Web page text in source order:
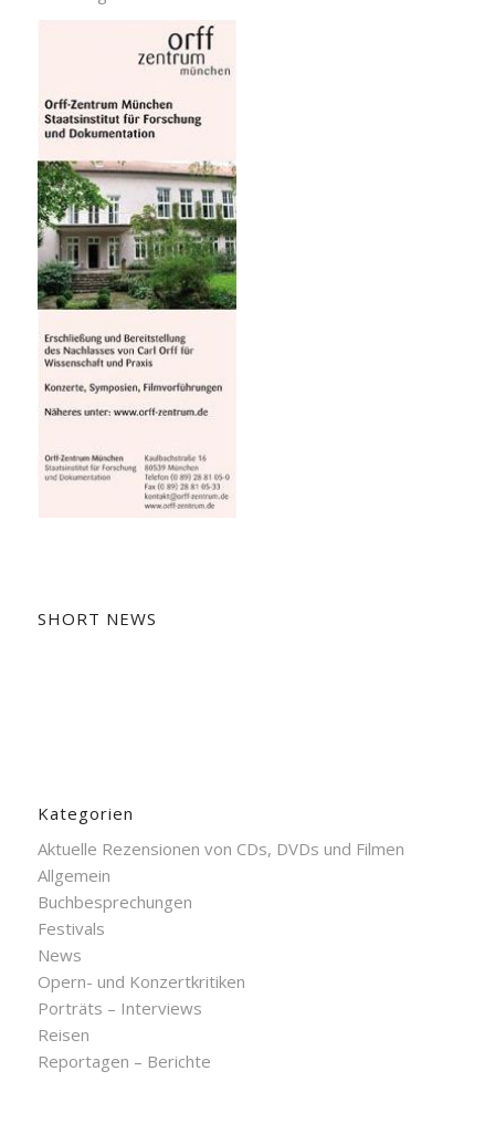
SHORT NEWS
Kategorien
Aktuelle Rezensionen von CDs, DVDs und Filmen
Allgemein
Buchbesprechungen
Festivals
News
Opern- und Konzertkritiken
Porträts – Interviews
Reisen
Reportagen – Berichte